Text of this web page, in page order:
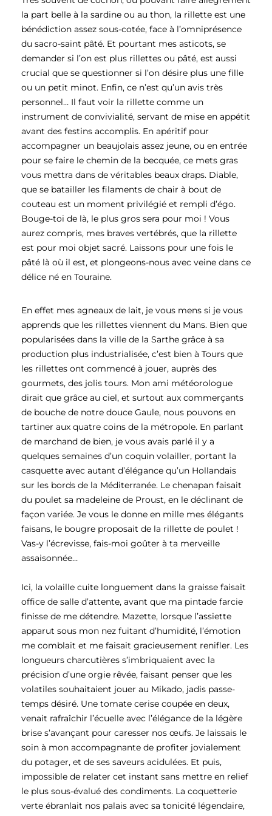
la part belle à la sardine ou au thon, la rillette est une
bénédiction assez sous-cotée, face à l’omniprésence
du sacro-saint pâté. Et pourtant mes asticots, se
demander si l’on est plus rillettes ou pâté, est aussi
crucial que se questionner si l’on désire plus une fille
ou un petit minot. Enfin, ce n’est qu’un avis très
personnel… Il faut voir la rillette comme un
instrument de convivialité, servant de mise en appétit
avant des festins accomplis. En apéritif pour
accompagner un beaujolais assez jeune, ou en entrée
pour se faire le chemin de la becquée, ce mets gras
vous mettra dans de véritables beaux draps. Diable,
que se batailler les filaments de chair à bout de
couteau est un moment privilégié et rempli d’égo.
Bouge-toi de là, le plus gros sera pour moi ! Vous
aurez compris, mes braves vertébrés, que la rillette
est pour moi objet sacré. Laissons pour une fois le
pâté là où il est, et plongeons-nous avec veine dans ce
délice né en Touraine.
En effet mes agneaux de lait, je vous mens si je vous
apprends que les rillettes viennent du Mans. Bien que
popularisées dans la ville de la Sarthe grâce à sa
production plus industrialisée, c’est bien à Tours que
les rillettes ont commencé à jouer, auprès des
gourmets, des jolis tours. Mon ami météorologue
dirait que grâce au ciel, et surtout aux commerçants
de bouche de notre douce Gaule, nous pouvons en
tartiner aux quatre coins de la métropole. En parlant
de marchand de bien, je vous avais parlé il y a
quelques semaines d’un coquin volailler, portant la
casquette avec autant d’élégance qu’un Hollandais
sur les bords de la Méditerranée. Le chenapan faisait
du poulet sa madeleine de Proust, en le déclinant de
façon variée. Je vous le donne en mille mes élégants
faisans, le bougre proposait de la rillette de poulet !
Vas-y l’écrevisse, fais-moi goûter à ta merveille
assaisonnée…
Ici, la volaille cuite longuement dans la graisse faisait
office de salle d’attente, avant que ma pintade farcie
finisse de me détendre. Mazette, lorsque l’assiette
apparut sous mon nez fuitant d’humidité, l’émotion
me comblait et me faisait gracieusement renifler. Les
longueurs charcutières s’imbriquaient avec la
précision d’une orgie rêvée, faisant penser que les
volatiles souhaitaient jouer au Mikado, jadis passe-
temps désiré. Une tomate cerise coupée en deux,
venait rafraîchir l’écuelle avec l’élégance de la légère
brise s’avançant pour caresser nos œufs. Je laissais le
soin à mon accompagnante de profiter jovialement
du potager, et de ses saveurs acidulées. Et puis,
impossible de relater cet instant sans mettre en relief
le plus sous-évalué des condiments. La coquetterie
verte ébranlait nos palais avec sa tonicité légendaire,